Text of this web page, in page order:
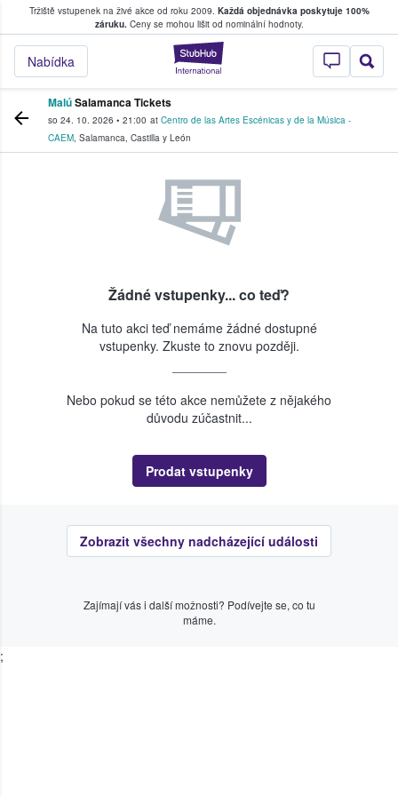
Tržiště vstupenek na živé akce od roku 2009. Každá objednávka poskytuje 100%
záruku.Ceny se mohou lišit od nominální hodnoty.
StubHub –
Nabídka
kde fanoušci kupují a prodávají vstupenky
MalúSalamanca Tickets
so 24. 10. 2026 • 21:00 at Centro de las Artes Escénicas y de la Música -
CAEM, Salamanca, Castilla y León
Žádné vstupenky... co teď?
Na tuto akci teď nemáme žádné dostupné
vstupenky. Zkuste to znovu později.
Nebo pokud se této akce nemůžete z nějakého
důvodu zúčastnit...
Prodat vstupenky
Zobrazit všechny nadcházející události
Zajímají vás i další možnosti? Podívejte se, co tu
máme.
;